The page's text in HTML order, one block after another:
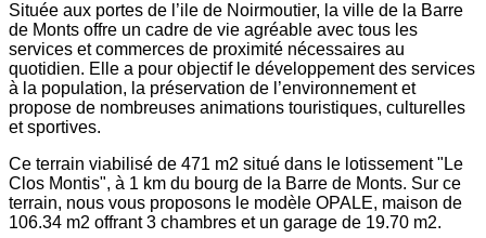
Située aux portes de l’ile de Noirmoutier, la ville de la Barre
de Monts offre un cadre de vie agréable avec tous les
services et commerces de proximité nécessaires au
quotidien. Elle a pour objectif le développement des services
à la population, la préservation de l’environnement et
propose de nombreuses animations touristiques, culturelles
et sportives.
Ce terrain viabilisé de 471 m2 situé dans le lotissement "Le
Clos Montis", à 1 km du bourg de la Barre de Monts. Sur ce
terrain, nous vous proposons le modèle OPALE, maison de
106.34 m2 offrant 3 chambres et un garage de 19.70 m2.